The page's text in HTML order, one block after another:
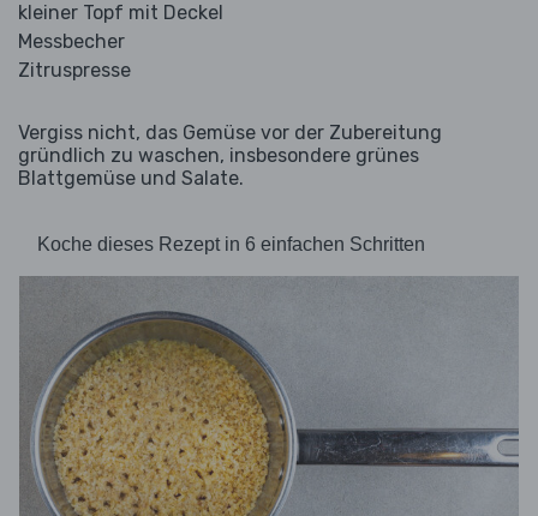
kleiner Topf mit Deckel
Messbecher
Zitruspresse
Vergiss nicht, das Gemüse vor der Zubereitung
gründlich zu waschen, insbesondere grünes
Blattgemüse und Salate.
Koche dieses Rezept in 6 einfachen Schritten